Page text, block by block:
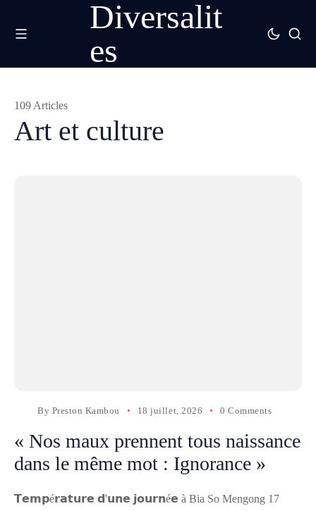
Diversalit
es
Art et culture
109 Articles
By Preston Kambou 18 juillet, 2026 0 Comments
« Nos maux prennent tous naissance
dans le même mot : Ignorance »
𝗧𝗲𝗺𝗽é𝗿𝗮𝘁𝘂𝗿𝗲 𝗱'𝘂𝗻𝗲 𝗷𝗼𝘂𝗿𝗻é𝗲 à Bia So Mengong 17